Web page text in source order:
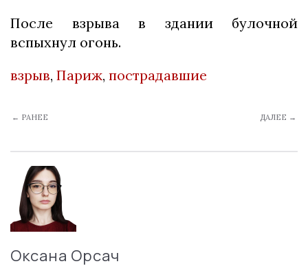
После взрыва в здании булочной
вспыхнул огонь.
взрыв, Париж, пострадавшие
← РАНЕЕ ДАЛЕЕ →
Оксана Орсач